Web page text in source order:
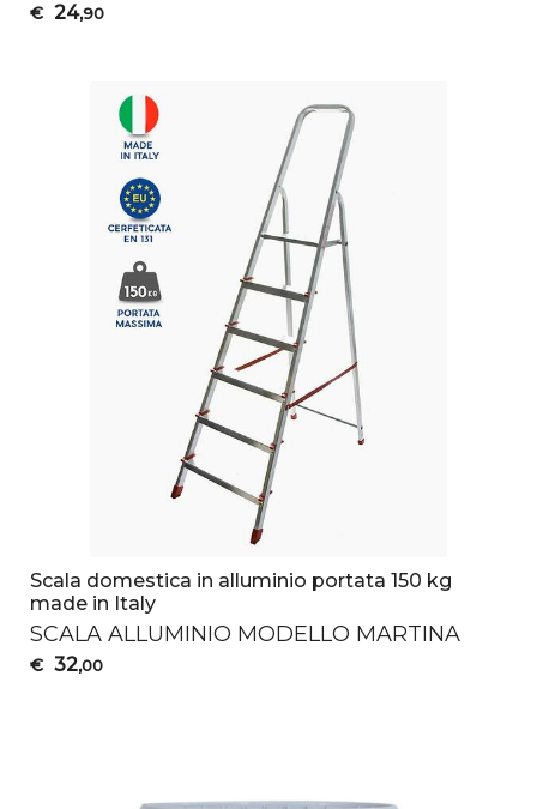
€ 24,90
Scala domestica in alluminio portata 150 kg
made in Italy
SCALA ALLUMINIO MODELLO MARTINA
€ 32,00